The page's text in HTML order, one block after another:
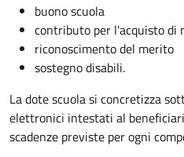
buono scuola
contributo per l'acquisto di
riconoscimento del merito
sostegno disabili.
La dote scuola si concretizza
elettronici intestati al
scadenze previste per ogni